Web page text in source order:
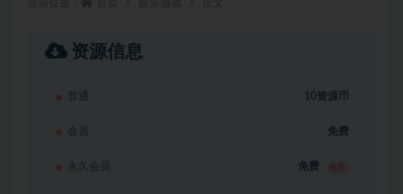
资源信息
普通 10资源币
会员 免费
永久会员 免费